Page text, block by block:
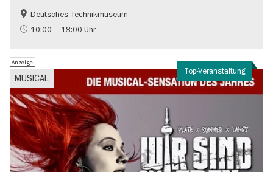
Geschichte
Deutsches Technikmuseum
10:00 – 18:00 Uhr
Top-Veranstaltung
MUSICAL
Anzeige